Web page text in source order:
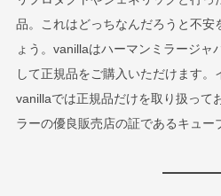
品。これはどっちなんだろうと不安
ょう。vanillaはハーマンミラージャ
して正規品をご購入いただけます。
vanillaでは正規品だけを取り扱って
ラーの優良販売店の証であるキュー